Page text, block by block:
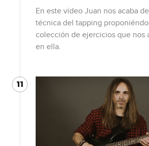
En este vídeo Juan nos acaba
técnica del tapping
colección de ejercicios que nos
en ella.
11